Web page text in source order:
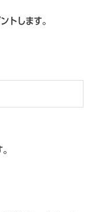
トします。